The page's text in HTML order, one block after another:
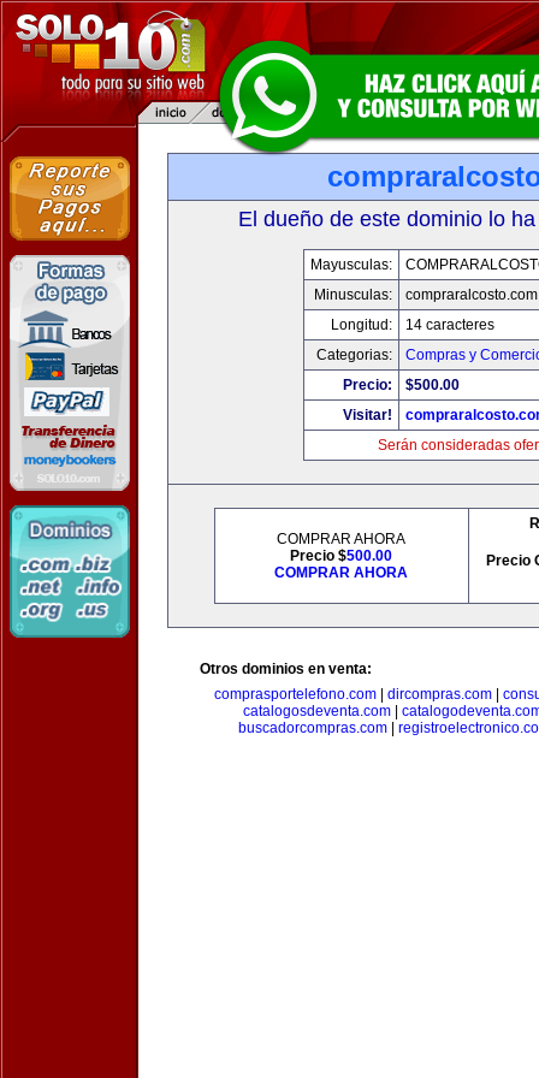
El dueño de este dominio lo
Mayusculas:
Minusculas:
compraralcosto.com
Longitud:
14 caracteres
Categorias:
Compras y
Precio:
$500.00
Visitar!
Serán consideradas
COMPRAR AHORA
Precio $500.00
COMPRAR AHORA
Precio
Otros dominios en venta:
comprasportelefono.com
dircompras.com
catalogosdeventa.com
buscadorcompras.com